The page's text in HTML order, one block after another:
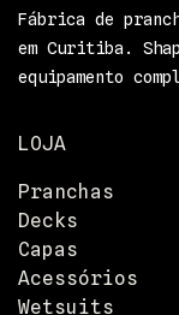
Fábrica de
em Curitiba.
equipamento
LOJA
Pranchas
Decks
Capas
Acessórios
Wetsuits